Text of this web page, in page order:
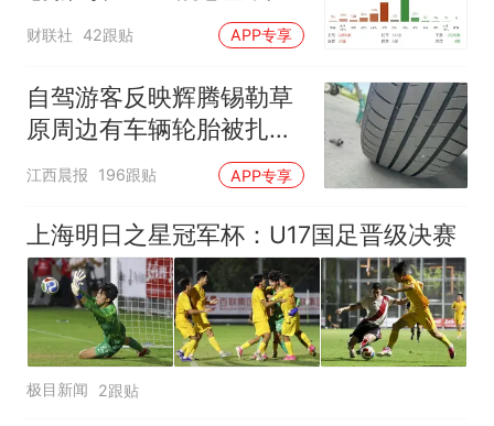
强
财联社 42跟贴 APP专享
自驾游客反映辉腾锡勒草
原周边有车辆轮胎被扎，
修理店铺换胎价格高达千
元，官方发布情况通报
江西晨报 196跟贴 APP专享
上海明日之星冠军杯：U17国足晋级决赛
极目新闻 2跟贴